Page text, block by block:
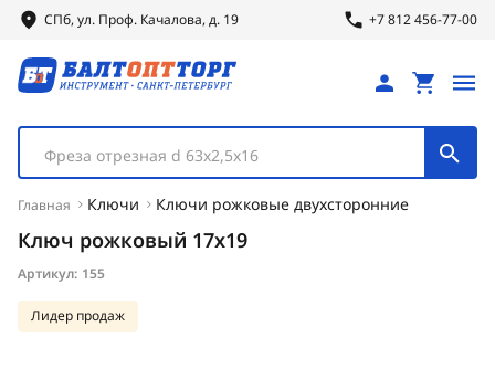
СПб, ул. Проф. Качалова, д. 19 +7 812 456-77-00
Фреза отрезная d 63х2,5х16
Главная Ключи Ключи рожковые двухсторонние
Ключ рожковый 17х19
Артикул: 155
Лидер продаж